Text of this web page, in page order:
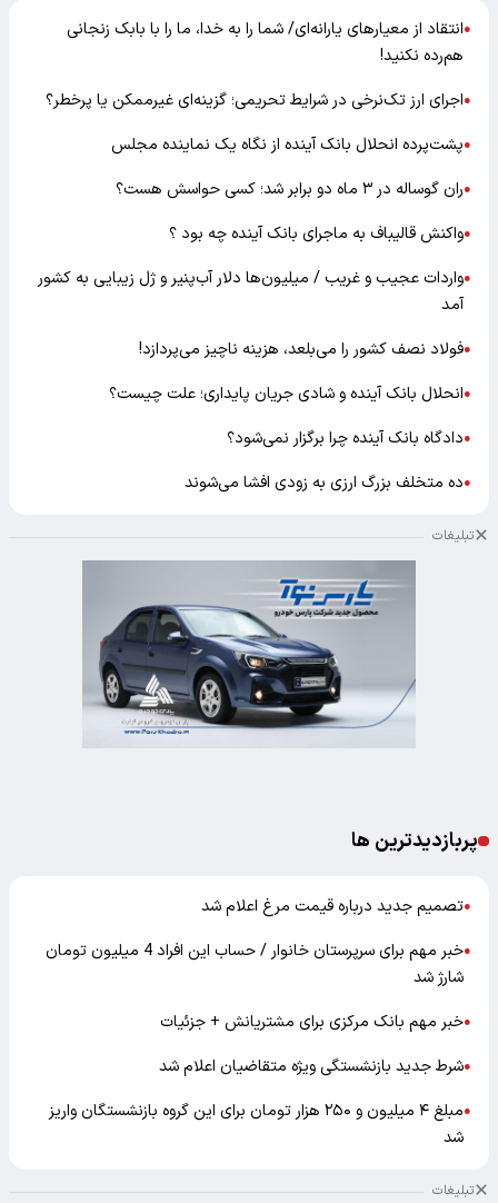
●انتقاد از معیارهای یارانه‌ای/ شما را به خدا، ما را با بابک زنجانی
هم‌رده نکنید!
●اجرای ارز تک‌نرخی در شرایط تحریمی؛ گزینه‌ای غیرممکن یا پرخطر؟
●پشت‌پرده انحلال بانک آینده از نگاه یک نماینده مجلس
●ران گوساله در ۳ ماه دو برابر شد؛ کسی حواسش هست؟
●واکنش قالیباف به ماجرای بانک آینده چه بود ؟
●واردات عجیب و غریب / میلیون‌ها دلار آب‌پنیر و ژل زیبایی به کشور
آمد
●فولاد نصف کشور را می‌بلعد، هزینه ناچیز می‌پردازد!
●انحلال بانک آینده و شادی جریان پایداری؛ علت چیست؟
●دادگاه بانک آینده چرا برگزار نمی‌شود؟
●ده متخلف بزرگ ارزی به زودی افشا می‌شوند
تبلیغات
پربازدیدترین ها
●تصمیم جدید درباره قیمت مرغ اعلام شد
●
خبر مهم برای سرپرستان خانوار / حساب این افراد 4 میلیون تومان
شارژ شد
●خبر مهم بانک مرکزی برای مشتریانش + جزئیات
●شرط جدید بازنشستگی ویژه متقاضیان اعلام شد
●
مبلغ ۴ میلیون و ۲۵۰ هزار تومان برای این گروه بازنشستگان واریز
شد
تبلیغات